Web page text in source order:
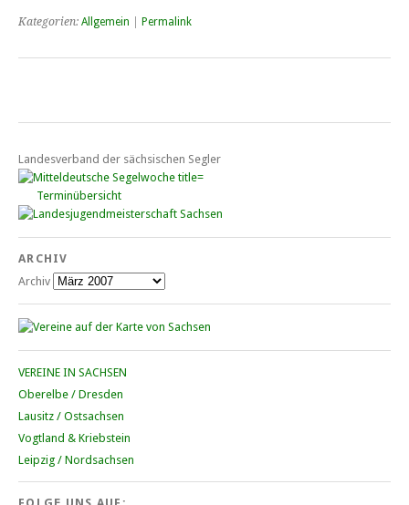
Kategorien: Allgemein Permalink
Landesverband der sächsischen Segler
Terminübersicht
ARCHIV
Archiv
VEREINE IN SACHSEN
Oberelbe / Dresden
Lausitz / Ostsachsen
Vogtland & Kriebstein
Leipzig / Nordsachsen